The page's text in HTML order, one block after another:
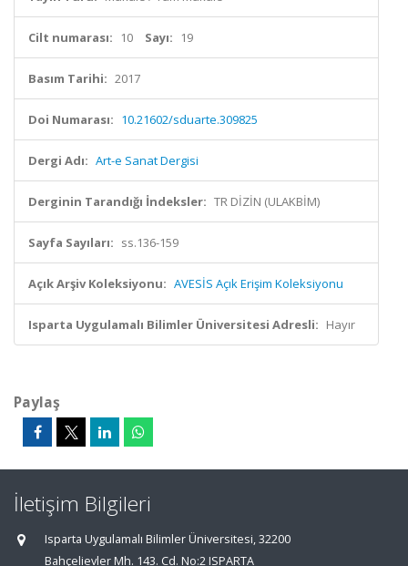
Cilt numarası: 10 Sayı: 19
Basım Tarihi: 2017
Doi Numarası: 10.21602/sduarte.309825
Dergi Adı: Art-e Sanat Dergisi
Derginin Tarandığı İndeksler: TR DİZİN (ULAKBİM)
Sayfa Sayıları: ss.136-159
Açık Arşiv Koleksiyonu: AVESİS Açık Erişim Koleksiyonu
Isparta Uygulamalı Bilimler Üniversitesi Adresli: Hayır
Paylaş
İletişim Bilgileri
Isparta Uygulamalı Bilimler Üniversitesi, 32200
Bahçelievler Mh. 143. Cd. No:2 ISPARTA